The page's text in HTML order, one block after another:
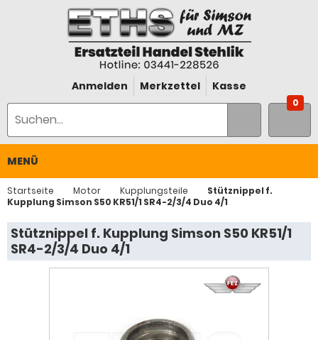
Anmelden Merkzettel Kasse
0
MENÜ
Startseite Motor Kupplungsteile
Stütznippel f.
Kupplung Simson S50 KR51/1 SR4-2/3/4 Duo 4/1
Stütznippel f. Kupplung Simson S50 KR51/1
SR4-2/3/4 Duo 4/1